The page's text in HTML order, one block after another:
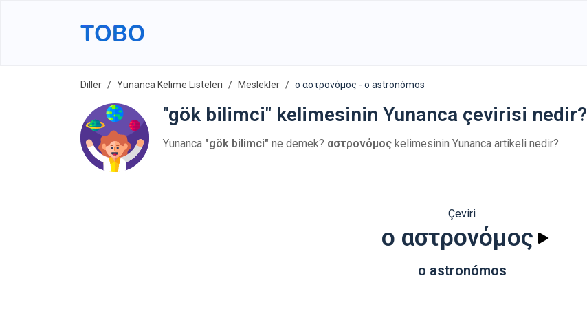
Diller Yunanca Kelime Listeleri Meslekler ο αστρονόμος - o astronómos
"gök bilimci" kelimesinin Yunanca çevirisi nedir?
Yunanca "gök bilimci" ne demek? αστρονόμος kelimesinin Yunanca artikeli nedir?.
Çeviri
ο αστρονόμος
o astronómos